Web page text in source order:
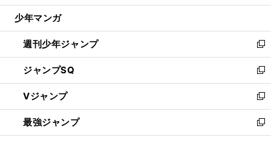
ウ
開
く
少年マンガ
週刊少年ジャンプ
新
し
い
ウ
ィ
ン
ド
ウ
ジャンプSQ
新
し
い
ウ
ィ
ン
Vジャンプ
新
し
い
ウ
最強ジャンプ
新
し